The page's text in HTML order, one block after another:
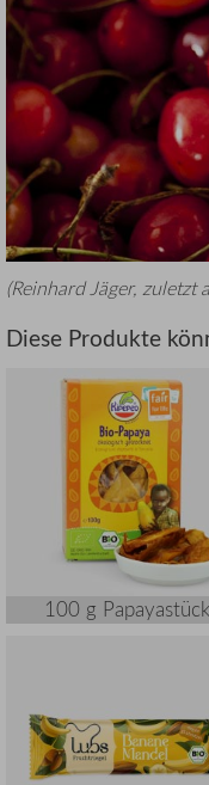
(Reinhard Jäger, zuletzt
Diese Produkte
100 g